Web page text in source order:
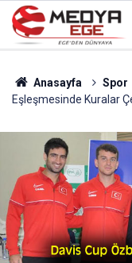
Anasayfa Spor
Eşleşmesinde Kuralar